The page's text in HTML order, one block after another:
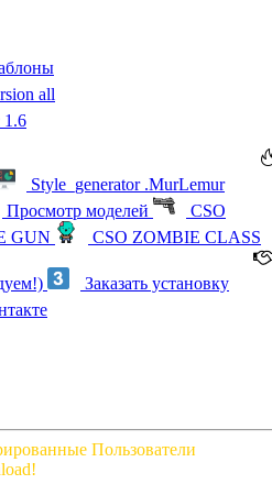
all
1.6
Style_generator .MurLemur
Просмотр моделей
CSO
GUN
CSO ZOMBIE CLASS
Заказать установку
Пользователи